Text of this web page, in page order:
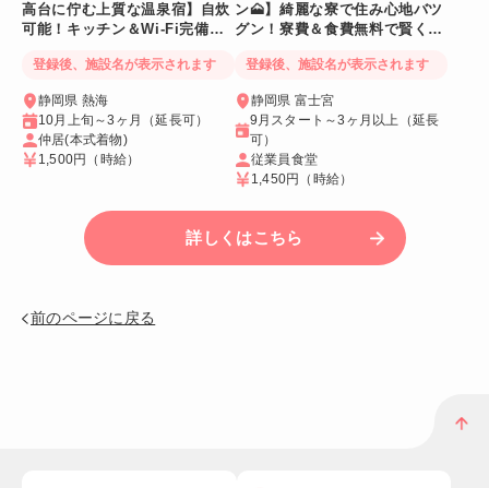
高台に佇む上質な温泉宿】自炊
可能！キッチン＆Wi-Fi完備！
登録後、施設名が表示されます
静岡県 熱海
10月上旬～3ヶ月（延長可）
仲居(本式着物)
1,500円
（時給）
ン🗻】綺麗な寮で住み心地バツ
グン！寮費＆食費無料で賢く稼
登録後、施設名が表示されます
静岡県 富士宮
9月スタート～3ヶ月以上（延長
可）
従業員食堂
1,450円
（時給）
詳しくはこちら
前のページに戻る